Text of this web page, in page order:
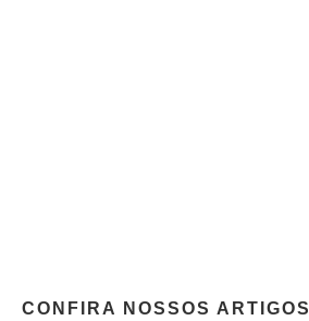
CONFIRA NOSSOS ARTIGOS